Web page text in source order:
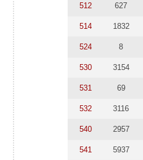
512 627
514 1832
524 8
530 3154
531 69
532 3116
540 2957
541 5937